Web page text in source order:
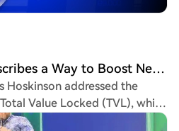
heightened trader
with one targeting a long-
blockchain to establish a live
testnet
Cardano Founder Describes a Way to Boost Network Activity
Hoskinson addressed the
Value Locked (TVL), which
Ethereum and Solana. He